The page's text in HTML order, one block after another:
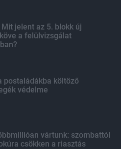
Mit jelent az 5. blokk új
a felülvizsgálat
postaládákba költöző
védelme
vártunk: szombattól
csökken a riasztás